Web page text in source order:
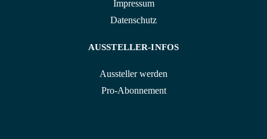
Impressum
Datenschutz
AUSSTELLER-INFOS
Aussteller werden
Pro-Abonnement